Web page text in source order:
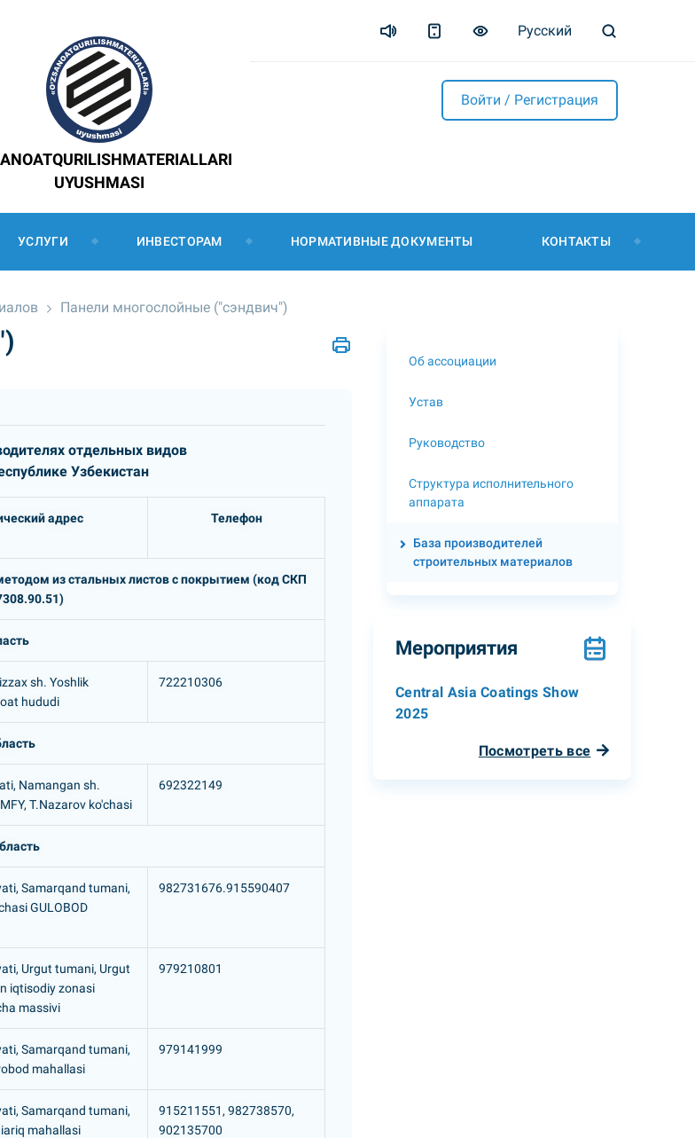
Русский
Войти / Регистрация
UYUSHMASI
УСЛУГИ ИНВЕСТОРАМ НОРМАТИВНЫЕ ДОКУМЕНТЫ КОНТАКТЫ
Панели многослойные ("сэндвич")
отдельных видов
Узбекистан
адрес Телефон
из стальных листов с покрытием (код СКП
sh. Yoshlik
hududi
722210306
Namangan sh.
T.Nazarov ko'chasi
692322149
Samarqand tumani,
GULOBOD
982731676.915590407
Urgut tumani, Urgut
iqtisodiy zonasi
massivi
979210801
Samarqand tumani,
mahallasi
979141999
Samarqand tumani,
mahallasi
915211551, 982738570,
902135700
Об ассоциации
Устав
Руководство
Структура исполнительного
аппарата
База производителей
строительных материалов
Мероприятия
Central Asia Coatings Show
2025
Посмотреть все